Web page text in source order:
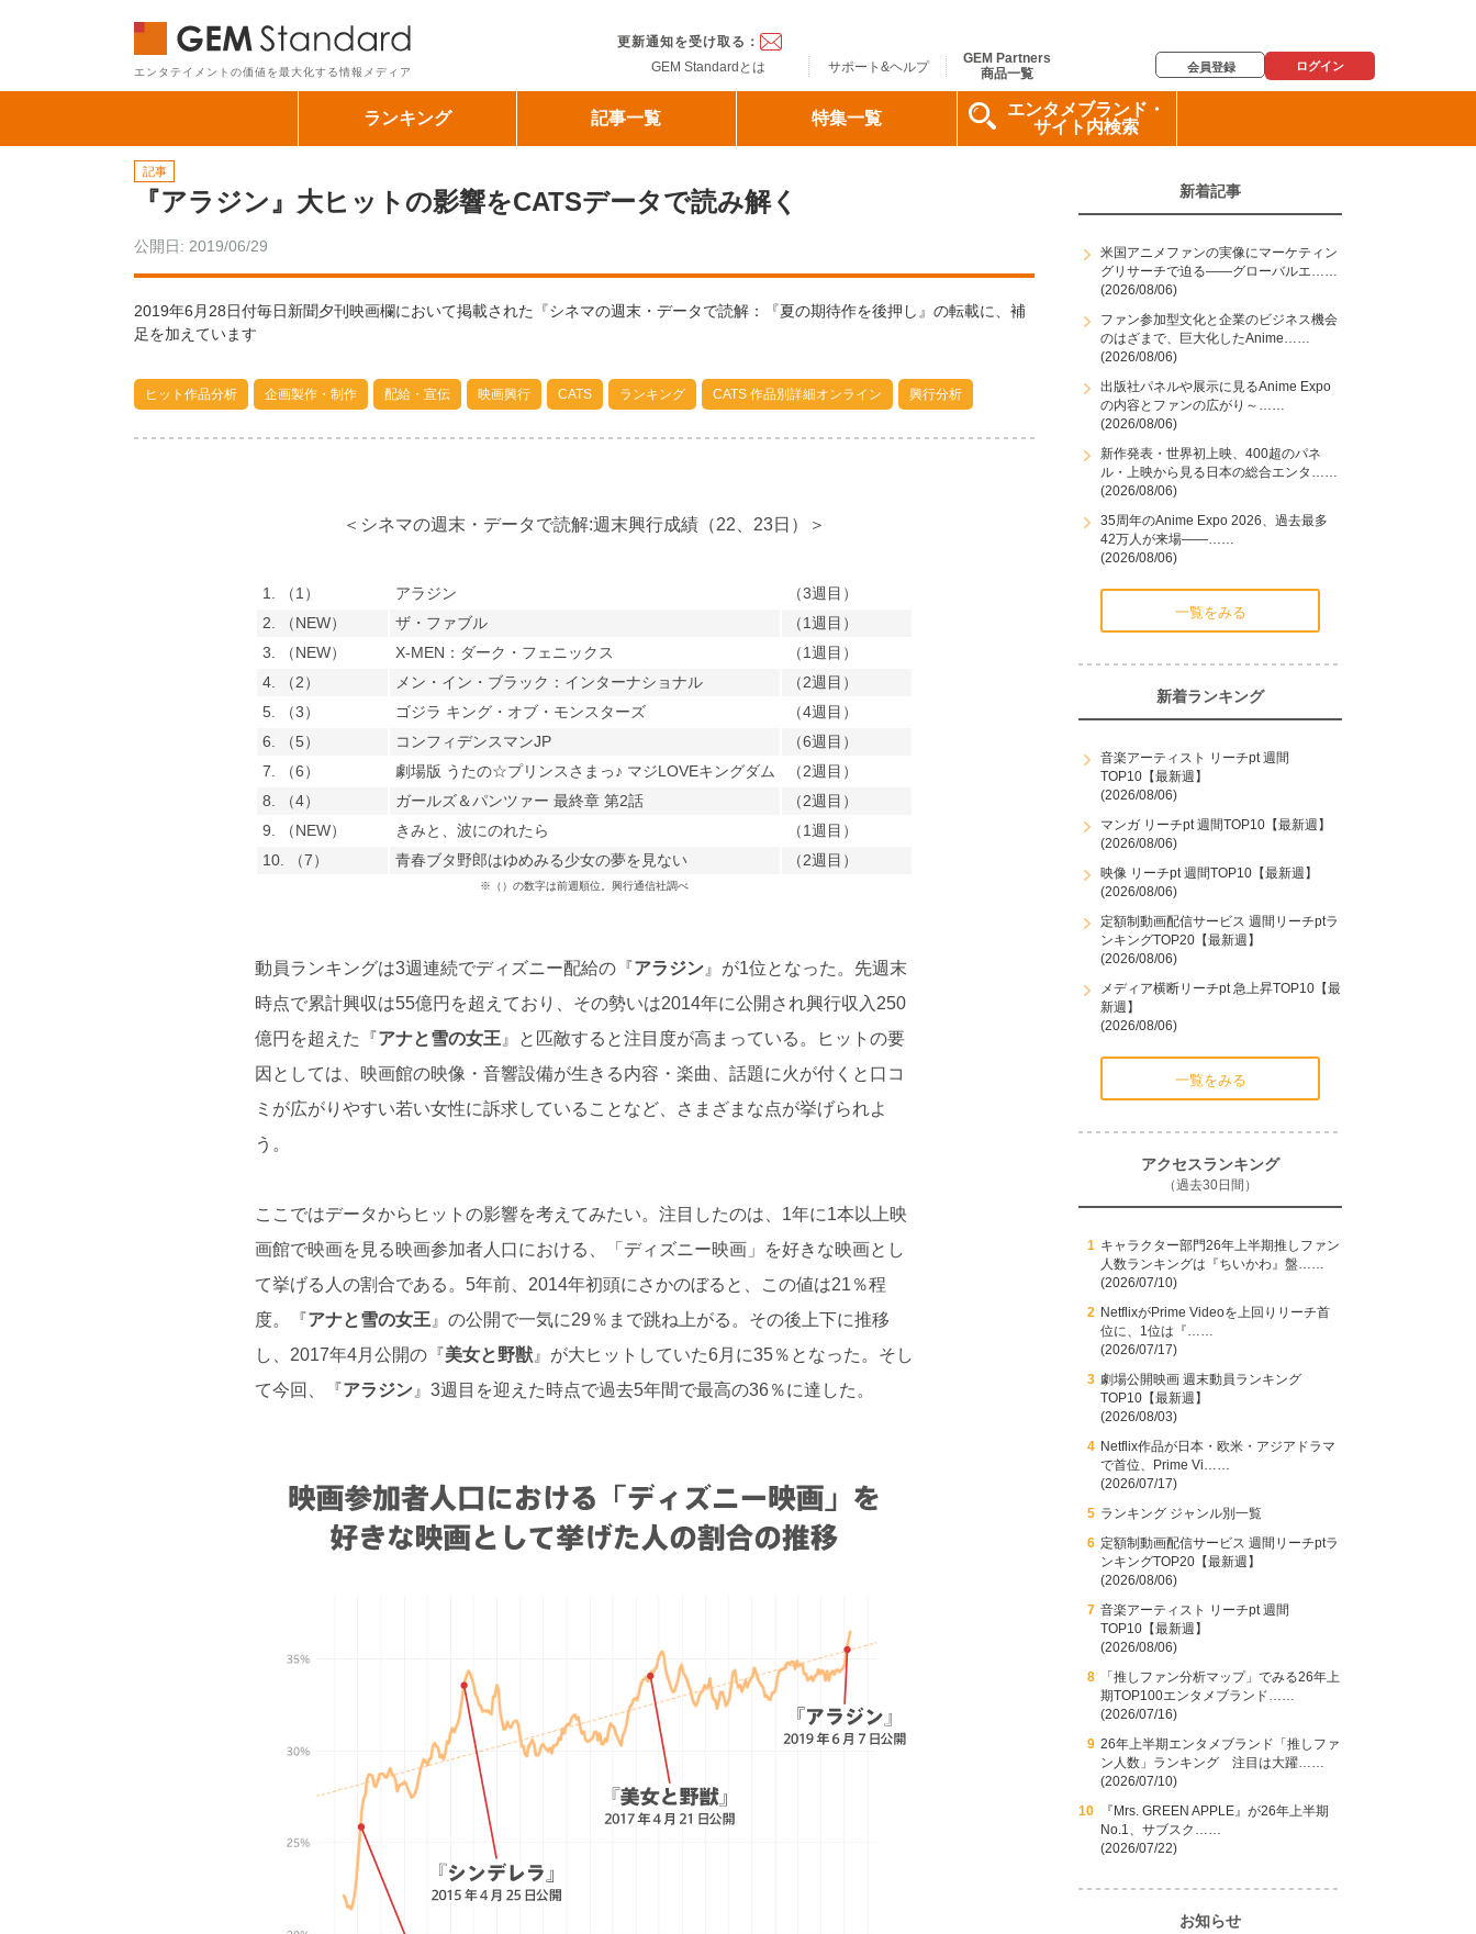
エンタテイメントの価値を最大化する情報メディア
更新通知を受け取る：
GEM Standardとは
サポート&ヘルプ
GEM Partners
商品一覧
会員登録 ログイン
ランキング 記事一覧 特集一覧
エンタメブランド・
サイト内検索
記事
『アラジン』大ヒットの影響をCATSデータで読み解く
公開日: 2019/06/29
2019年6月28日付毎日新聞夕刊映画欄において掲載された『シネマの週末・データで読解：『夏の期待作を後押し』の転載に、補
足を加えています
ヒット作品分析 企画製作・制作 配給・宣伝 映画興行 CATS ランキング CATS 作品別詳細オンライン 興行分析
＜シネマの週末・データで読解:週末興行成績（22、23日）＞
1. （1） アラジン
（3週目）
2. （NEW）
ザ・ファブル
（1週目）
3. （NEW）
X-MEN：ダーク・フェニックス
（1週目）
4. （2）
メン・イン・ブラック：インターナショナル
（2週目）
5. （3）
ゴジラ キング・オブ・モンスターズ
（4週目）
6. （5）
コンフィデンスマンJP
（6週目）
7. （6）
劇場版 うたの☆プリンスさまっ♪ マジLOVEキングダム
（2週目）
8. （4）
ガールズ＆パンツァー 最終章 第2話
（2週目）
9. （NEW）
きみと、波にのれたら
（1週目）
10. （7）
青春ブタ野郎はゆめみる少女の夢を見ない （2週目）
※（）の数字は前週順位。興行通信社調べ
動員ランキングは3週連続でディズニー配給の『アラジン 』が1位となった。先週末
時点で累計興収は55億円を超えており、その勢いは2014年に公開され興行収入250
億円を超えた『アナと雪の女王 』と匹敵すると注目度が高まっている。ヒットの要
因としては、映画館の映像・音響設備が生きる内容・楽曲、話題に火が付くと口コ
ミが広がりやすい若い女性に訴求していることなど、さまざまな点が挙げられよ
う。
ここではデータからヒットの影響を考えてみたい。注目したのは、1年に1本以上映
画館で映画を見る映画参加者人口における、「ディズニー映画」を好きな映画とし
て挙げる人の割合である。5年前、2014年初頭にさかのぼると、この値は21％程
度。『アナと雪の女王 』の公開で一気に29％まで跳ね上がる。その後上下に推移
し、2017年4月公開の『美女と野獣 』が大ヒットしていた6月に35％となった。そし
て今回、『アラジン 』3週目を迎えた時点で過去5年間で最高の36％に達した。
新着記事
米国アニメファンの実像にマーケティン
グリサーチで迫る――グローバルエ……
(2026/08/06)
ファン参加型文化と企業のビジネス機会
のはざまで、巨大化したAnime……
(2026/08/06)
出版社パネルや展示に見るAnime Expo
の内容とファンの広がり～……
(2026/08/06)
新作発表・世界初上映、400超のパネ
ル・上映から見る日本の総合エンタ……
(2026/08/06)
35周年のAnime Expo 2026、過去最多
42万人が来場――……
(2026/08/06)
一覧をみる
新着ランキング
音楽アーティスト リーチpt 週間
TOP10【最新週】
(2026/08/06)
マンガ リーチpt 週間TOP10【最新週】
(2026/08/06)
映像 リーチpt 週間TOP10【最新週】
(2026/08/06)
定額制動画配信サービス 週間リーチptラ
ンキングTOP20【最新週】
(2026/08/06)
メディア横断リーチpt 急上昇TOP10【最
新週】
(2026/08/06)
一覧をみる
アクセスランキング
（過去30日間）
キャラクター部門26年上半期推しファン
人数ランキングは『ちいかわ』盤……
(2026/07/10)
NetflixがPrime Videoを上回りリーチ首
位に、1位は『……
(2026/07/17)
劇場公開映画 週末動員ランキング
TOP10【最新週】
(2026/08/03)
Netflix作品が日本・欧米・アジアドラマ
で首位、Prime Vi……
(2026/07/17)
ランキング ジャンル別一覧
定額制動画配信サービス 週間リーチptラ
ンキングTOP20【最新週】
(2026/08/06)
音楽アーティスト リーチpt 週間
TOP10【最新週】
(2026/08/06)
「推しファン分析マップ」でみる26年上
期TOP100エンタメブランド……
(2026/07/16)
26年上半期エンタメブランド「推しファ
ン人数」ランキング 注目は大躍……
(2026/07/10)
『Mrs. GREEN APPLE』が26年上半期
No.1、サブスク……
(2026/07/22)
お知らせ